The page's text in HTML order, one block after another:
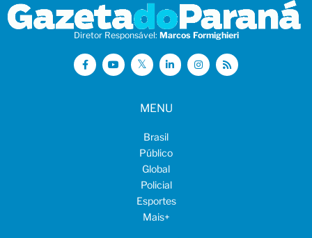
Diretor Responsável: Marcos Formighieri
MENU
Brasil
Público
Global
Policial
Esportes
Mais+